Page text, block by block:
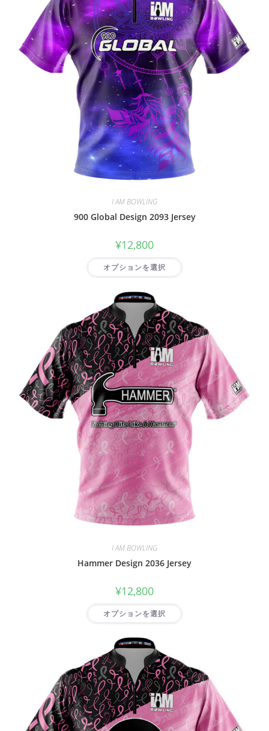
I AM BOWLING
900 Global Design 2093 Jersey
¥12,800
オプションを選択
I AM BOWLING
Hammer Design 2036 Jersey
¥12,800
オプションを選択